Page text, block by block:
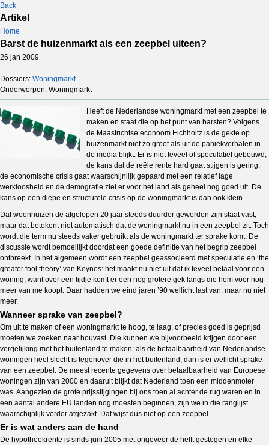
Back
Artikel
Home
Barst de huizenmarkt als een zeepbel uiteen?
26 jan 2009
Dossiers: Woningmarkt
Onderwerpen: Woningmarkt
Heeft de Nederlandse woningmarkt met een zeepbel te
maken en staat die op het punt van barsten? Volgens
de Maastrichtse econoom Eichholtz is de gekte op
huizenmarkt niet zo groot als uit de paniekverhalen in
de media blijkt. Er is niet teveel of speculatief gebouwd,
de kans dat de reële rente hard gaat stijgen is gering,
de economische crisis gaat waarschijnlijk gepaard met een relatief lage
werkloosheid en de demografie ziet er voor het land als geheel nog goed uit. De
kans op een diepe en structurele crisis op de woningmarkt is dan ook klein.
Dat woonhuizen de afgelopen 20 jaar steeds duurder geworden zijn staat vast,
maar dat betekent niet automatisch dat de woningmarkt nu in een zeepbel zit. Toch
wordt die term nu steeds vaker gebruikt als de woningmarkt ter sprake komt. De
discussie wordt bemoeilijkt doordat een goede definitie van het begrip zeepbel
ontbreekt. In het algemeen wordt een zeepbel geassocieerd met speculatie en ‘the
greater fool theory’ van Keynes: het maakt nu niet uit dat ik teveel betaal voor een
woning, want over een tijdje komt er een nog grotere gek langs die hem voor nog
meer van me koopt. Daar hadden we eind jaren ’90 wellicht last van, maar nu niet
meer.
Wanneer sprake van zeepbel?
Om uit te maken of een woningmarkt te hoog, te laag, of precies goed is geprijsd
moeten we zoeken naar houvast. Die kunnen we bijvoorbeeld krijgen door een
vergelijking met het buitenland te maken: als de betaalbaarheid van Nederlandse
woningen heel slecht is tegenover die in het buitenland, dan is er wellicht sprake
van een zeepbel. De meest recente gegevens over betaalbaarheid van Europese
woningen zijn van 2000 en daaruit blijkt dat Nederland toen een middenmoter
was. Aangezien de grote prijsstijgingen bij ons toen al achter de rug waren en in
een aantal andere EU landen nog moesten beginnen, zijn we in die ranglijst
waarschijnlijk verder afgezakt. Dat wijst dus niet op een zeepbel.
Er is wat anders aan de hand
De hypotheekrente is sinds juni 2005 met ongeveer de helft gestegen en elke